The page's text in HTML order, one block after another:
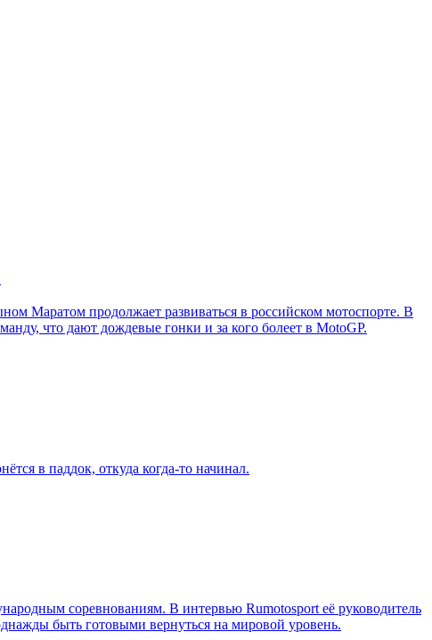
Маратом продолжает развиваться в российском мотоспорте. В
что дают дождевые гонки и за кого болеет в MotoGP.
в паддок, откуда когда-то начинал.
соревнованиям. В интервью Rumotosport её руководитель
быть готовыми вернуться на мировой уровень.